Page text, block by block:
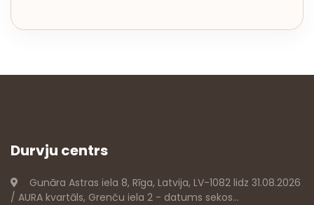
Durvju centrs
Gunāra Astras iela 8, Rīga, Latvija, LV-1082 lidz 31.08.2026
/ AURA kvartāls, Grenču iela 2 - datums sekos...